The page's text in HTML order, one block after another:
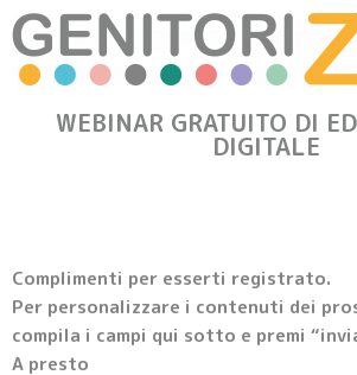
WEBINAR GRATUITO DI
DIGITALE
Complimenti per esserti registrato.
Per personalizzare i contenuti dei
compila i campi qui sotto e premi
A presto